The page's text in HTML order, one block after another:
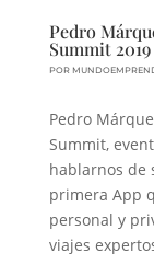
Pedro
Summit 2019
POR
Pedro
Summit,
hablarnos de
primera App
personal y
viajes